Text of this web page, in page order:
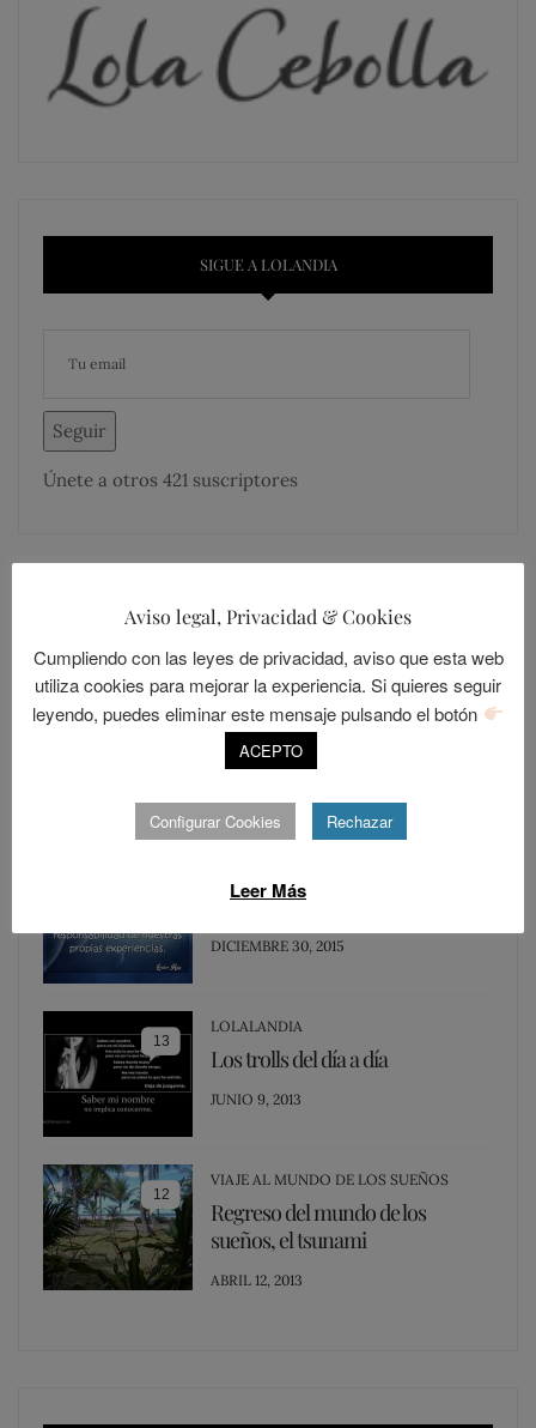
SIGUE A LOLANDIA
Seguir
Únete a otros 421 suscriptores
LOLALANDIA
Sevilla, una ciudad cerrada
ON
Los Resentidos
POSTED
DICIEMBRE 30, 2015
13
LOLALANDIA
Los trolls del día a día
POSTED
JUNIO 9, 2013
12
VIAJE AL MUNDO DE LOS SUEÑOS
Regreso del mundo de los
sueños, el tsunami
POSTED
ABRIL 12, 2013
Aviso legal, Privacidad & Cookies
Cumpliendo con las leyes de privacidad, aviso que esta web
utiliza cookies para mejorar la experiencia. Si quieres seguir
leyendo, puedes eliminar este mensaje pulsando el botón
ACEPTO
Configurar Cookies Rechazar
Leer Más